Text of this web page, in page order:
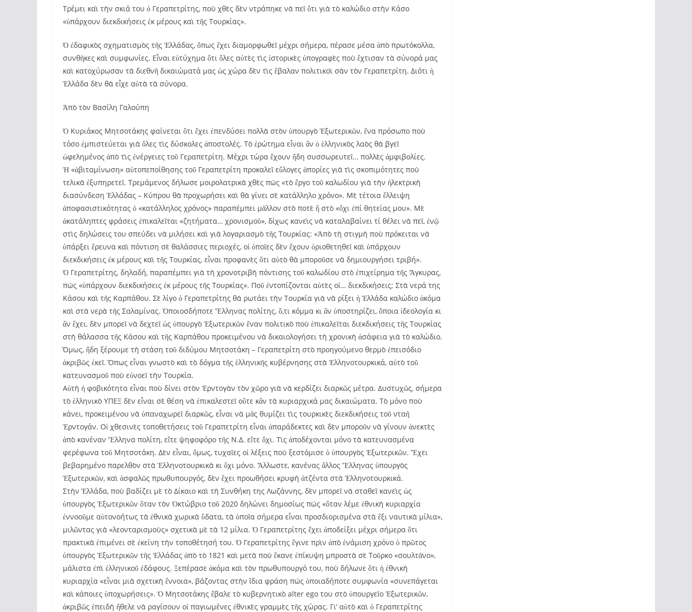
Τρέμει καὶ τὴν σκιά του ὁ Γεραπετρίτης, ποὺ χθὲς δὲν ντράπηκε νὰ πεῖ ὅτι γιὰ τὸ καλώδιο στὴν Κάσο
«ὑπάρχουν διεκδικήσεις ἐκ μέρους καὶ τῆς Τουρκίας».
Ὁ ἐδαφικὸς σχηματισμὸς τῆς Ἑλλάδας, ὅπως ἔχει διαμορφωθεῖ μέχρι σήμερα, πέρασε μέσα ἀπὸ πρωτόκολλα,
συνθῆκες καὶ συμφωνίες. Εἶναι εὐτύχημα ὅτι ὅλες αὐτὲς τὶς ἱστορικὲς ὑπογραφὲς ποὺ ἔχτισαν τὰ σύνορά μας
καὶ κατοχύρωσαν τὰ διεθνῆ δικαιώματά μας ὡς χώρα δὲν τὶς ἔβαλαν πολιτικοὶ σὰν τὸν Γεραπετρίτη. Διότι ἡ
Ἑλλάδα δὲν θὰ εἶχε αὐτὰ τὰ σύνορα.
Ἀπὸ τὸν Βασίλη Γαλούπη
Ὁ Κυριάκος Μητσοτάκης φαίνεται ὅτι ἔχει ἐπενδύσει πολλὰ στὸν ὑπουργὸ Ἐξωτερικῶν, ἕνα πρόσωπο ποὺ
τόσο ἐμπιστεύεται γιὰ ὅλες τὶς δύσκολες ἀποστολές. Τὸ ἐρώτημα εἶναι ἂν ὁ ἑλληνικὸς λαὸς θὰ βγεῖ
ὠφελημένος ἀπὸ τὶς ἐνέργειες τοῦ Γεραπετρίτη. Μέχρι τώρα ἔχουν ἤδη συσσωρευτεῖ… πολλὲς ἀμφιβολίες.
Ἡ «ἀβιταμίνωση» αὐτοπεποίθησης τοῦ Γεραπετρίτη προκαλεῖ εὔλογες ἀπορίες γιὰ τὶς σκοπιμότητες ποὺ
τελικὰ ἐξυπηρετεῖ. Τρεμάμενος δήλωσε μοιρολατρικὰ χθὲς πὼς «τὸ ἔργο τοῦ καλωδίου γιὰ τὴν ἠλεκτρικὴ
διασύνδεση Ἑλλάδας – Κύπρου θὰ προχωρήσει καὶ θὰ γίνει σὲ κατάλληλο χρόνο». Μὲ τέτοια ἔλλειψη
ἀποφασιστικότητας ὁ «κατάλληλος χρόνος» παραπέμπει μᾶλλον στὸ ποτὲ ἢ στὸ «ὄχι ἐπί θητείας μου». Μὲ
ἀκατάληπτες φράσεις ἐπικαλεῖται «ζητήματα… χρονισμοῦ», δίχως κανεὶς νὰ καταλαβαίνει τί θέλει νὰ πεῖ, ἐνῷ
στὶς δηλώσεις του σπεύδει νὰ μιλήσει καὶ γιὰ λογαριασμὸ τῆς Τουρκίας: «Ἀπὸ τὴ στιγμὴ ποὺ πρόκειται νὰ
ὑπάρξει ἔρευνα καὶ πόντιση σὲ θαλάσσιες περιοχές, οἱ ὁποῖες δὲν ἔχουν ὁριοθετηθεῖ καὶ ὑπάρχουν
διεκδικήσεις ἐκ μέρους καὶ τῆς Τουρκίας, εἶναι προφανὲς ὅτι αὐτὸ θὰ μποροῦσε νὰ δημιουργήσει τριβή».
Ὁ Γεραπετρίτης, δηλαδή, παραπέμπει γιὰ τὴ χρονοτριβὴ πόντισης τοῦ καλωδίου στὸ ἐπιχείρημα τῆς Ἄγκυρας,
πὼς «ὑπάρχουν διεκδικήσεις ἐκ μέρους τῆς Τουρκίας». Ποῦ ἐντοπίζονται αὐτὲς οἱ… διεκδικήσεις; Στὰ νερά της
Κάσου καὶ τῆς Καρπάθου. Σὲ λίγο ὁ Γεραπετρίτης θὰ ρωτάει τὴν Τουρκία γιὰ νὰ ρίξει ἡ Ἑλλάδα καλώδιο ἀκόμα
καὶ στὰ νερὰ τῆς Σαλαμίνας. Ὁποιοσδήποτε Ἕλληνας πολίτης, ὅ,τι κόμμα κι ἂν ὑποστηρίζει, ὅποια ἰδεολογία κι
ἂν ἔχει, δὲν μπορεῖ νὰ δεχτεῖ ὡς ὑπουργὸ Ἐξωτερικῶν ἕναν πολιτικὸ ποὺ ἐπικαλεῖται διεκδικήσεις τῆς Τουρκίας
στὴ θάλασσα τῆς Κάσου καὶ τῆς Καρπάθου προκειμένου νὰ δικαιολογήσει τὴ χρονικὴ ἀσάφεια γιὰ τὸ καλώδιο.
Ὅμως, ἤδη ξέρουμε τὴ στάση τοῦ διδύμου Μητσοτάκη – Γεραπετρίτη στὸ προηγούμενο θερμὸ ἐπεισόδιο
ἀκριβῶς ἐκεῖ. Ὅπως εἶναι γνωστὸ καὶ τὸ δόγμα τῆς ἑλληνικῆς κυβέρνησης στὰ Ἑλληνοτουρκικά, αὐτὸ τοῦ
κατευνασμοῦ ποὺ εὐνοεῖ τὴν Τουρκία.
Αὐτὴ ἡ φοβικότητα εἶναι ποὺ δίνει στὸν Ἐρντογὰν τὸν χῶρο γιὰ νὰ κερδίζει διαρκῶς μέτρα. Δυστυχῶς, σήμερα
τὸ ἑλληνικὸ ΥΠΕΞ δὲν εἶναι σὲ θέση νὰ ἐπικαλεστεῖ οὔτε κἂν τὰ κυριαρχικά μας δικαιώματα. Τὸ μόνο ποὺ
κάνει, προκειμένου νὰ ὑπαναχωρεῖ διαρκῶς, εἶναι νὰ μᾶς θυμίζει τὶς τουρκικὲς διεκδικήσεις τοῦ νταῆ
Ἐρντογάν. Οἱ χθεσινὲς τοποθετήσεις τοῦ Γεραπετρίτη εἶναι ἀπαράδεκτες καὶ δὲν μποροῦν νὰ γίνουν ἀνεκτὲς
ἀπὸ κανέναν Ἕλληνα πολίτη, εἴτε ψηφοφόρο τῆς Ν.Δ. εἴτε ὄχι. Τὶς ἀποδέχονται μόνο τὰ κατευνασμένα
φερέφωνα τοῦ Μητσοτάκη. Δὲν εἶναι, ὅμως, τυχαῖες οἱ λέξεις ποὺ ξεστόμισε ὁ ὑπουργὸς Ἐξωτερικῶν. Ἔχει
βεβαρημένο παρελθὸν στὰ Ἑλληνοτουρκικὰ κι ὄχι μόνο. Ἄλλωστε, κανένας ἄλλος Ἕλληνας ὑπουργὸς
Ἐξωτερικῶν, καὶ ἀσφαλῶς πρωθυπουργός, δὲν ἔχει προωθήσει κρυφὴ ἀτζέντα στὰ Ἑλληνοτουρκικά.
Στὴν Ἑλλάδα, ποὺ βαδίζει μὲ τὸ Δίκαιο καὶ τὴ Συνθήκη της Λωζάννης, δὲν μπορεῖ νὰ σταθεῖ κανεὶς ὡς
ὑπουργὸς Ἐξωτερικῶν ὅταν τὸν Ὀκτώβριο τοῦ 2020 δηλώνει δημοσίως πὼς «ὅταν λέμε ἐθνικὴ κυριαρχία
ἐννοοῦμε αὐτονοήτως τὰ ἐθνικὰ χωρικὰ ὕδατα, τὰ ὁποῖα σήμερα εἶναι προσδιορισμένα στὰ ἕξι ναυτικὰ μίλια»,
μιλῶντας γιὰ «λεονταρισμοὺς» σχετικὰ μὲ τὰ 12 μίλια. Ὁ Γεραπετρίτης ἔχει ἀποδείξει μέχρι σήμερα ὅτι
πρακτικὰ ἐπιμένει σὲ ἐκείνη τὴν τοποθέτησή του. Ὁ Γεραπετρίτης ἔγινε πρὶν ἀπὸ ἑνάμιση χρόνο ὁ πρῶτος
ὑπουργὸς Ἐξωτερικῶν τῆς Ἑλλάδας ἀπὸ τὸ 1821 καὶ μετὰ ποὺ ἔκανε ἐπίκυψη μπροστὰ σὲ Τοῦρκο «σουλτᾶνο»,
μάλιστα ἐπὶ ἑλληνικοῦ ἐδάφους. Ξεπέρασε ἀκόμα καὶ τὸν πρωθυπουργό του, ποὺ δήλωνε ὅτι ἡ ἐθνικὴ
κυριαρχία «εἶναι μιὰ σχετικὴ ἔννοια», βάζοντας στὴν ἴδια φράση πὼς ὁποιαδήποτε συμφωνία «συνεπάγεται
καὶ κάποιες ὑποχωρήσεις». Ὁ Μητσοτάκης ἔβαλε τὸ κυβερνητικὸ alter ego του στὸ ὑπουργεῖο Ἐξωτερικῶν,
ἀκριβῶς ἐπειδὴ ἤθελε νὰ ραγίσουν οἱ παγιωμένες ἐθνικὲς γραμμὲς τῆς χώρας. Γι’ αὐτὸ καὶ ὁ Γεραπετρίτης